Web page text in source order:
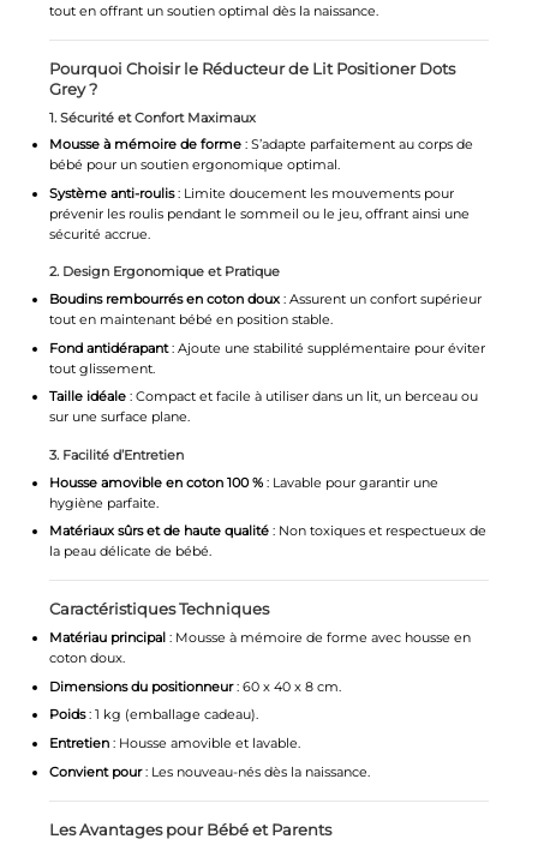
tout en offrant un soutien optimal dès la naissance.
Pourquoi Choisir le Réducteur de Lit Positioner Dots
Grey ?
1. Sécurité et Confort Maximaux
Mousse à mémoire de forme: S’adapte parfaitement au corps de
bébé pour un soutien ergonomique optimal.
Système anti-roulis: Limite doucement les mouvements pour
prévenir les roulis pendant le sommeil ou le jeu, offrant ainsi une
sécurité accrue.
2. Design Ergonomique et Pratique
Boudins rembourrés en coton doux: Assurent un confort supérieur
tout en maintenant bébé en position stable.
Fond antidérapant: Ajoute une stabilité supplémentaire pour éviter
tout glissement.
Taille idéale: Compact et facile à utiliser dans un lit, un berceau ou
sur une surface plane.
3. Facilité d’Entretien
Housse amovible en coton 100 %: Lavable pour garantir une
hygiène parfaite.
Matériaux sûrs et de haute qualité: Non toxiques et respectueux de
la peau délicate de bébé.
Caractéristiques Techniques
Matériau principal: Mousse à mémoire de forme avec housse en
coton doux.
Dimensions du positionneur: 60 x 40 x 8 cm.
Poids: 1 kg (emballage cadeau).
Entretien: Housse amovible et lavable.
Convient pour: Les nouveau-nés dès la naissance.
Les Avantages pour Bébé et Parents